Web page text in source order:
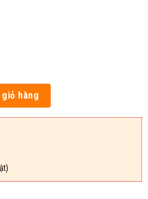
số lượng
hàng